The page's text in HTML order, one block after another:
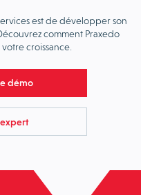
est de développer son
comment Praxedo
croissance.
démo